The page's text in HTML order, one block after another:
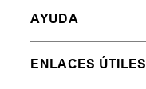
AYUDA
ENLACES ÚTILES